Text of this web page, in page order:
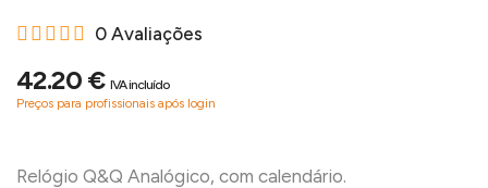
0 Avaliações
42.20 € IVA incluído
Preços para profissionais após login
Relógio Q&Q Analógico, com calendário.